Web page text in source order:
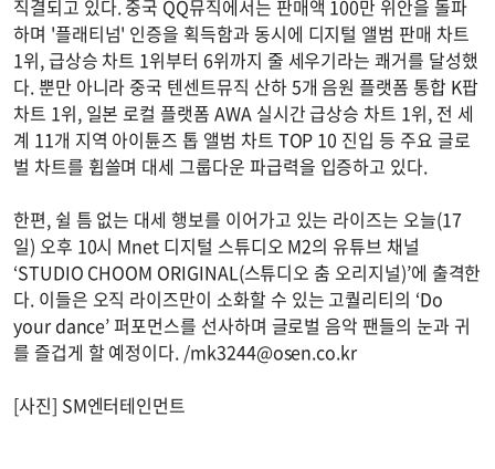
직결되고 있다. 중국 QQ뮤직에서는 판매액 100만 위안을 돌파
하며 '플래티넘' 인증을 획득함과 동시에 디지털 앨범 판매 차트
1위, 급상승 차트 1위부터 6위까지 줄 세우기라는 쾌거를 달성했
다. 뿐만 아니라 중국 텐센트뮤직 산하 5개 음원 플랫폼 통합 K팝
차트 1위, 일본 로컬 플랫폼 AWA 실시간 급상승 차트 1위, 전 세
계 11개 지역 아이튠즈 톱 앨범 차트 TOP 10 진입 등 주요 글로
벌 차트를 휩쓸며 대세 그룹다운 파급력을 입증하고 있다.
한편, 쉴 틈 없는 대세 행보를 이어가고 있는 라이즈는 오늘(17
일) 오후 10시 Mnet 디지털 스튜디오 M2의 유튜브 채널
‘STUDIO CHOOM ORIGINAL(스튜디오 춤 오리지널)’에 출격한
다. 이들은 오직 라이즈만이 소화할 수 있는 고퀄리티의 ‘Do
your dance’ 퍼포먼스를 선사하며 글로벌 음악 팬들의 눈과 귀
를 즐겁게 할 예정이다. /mk3244@osen.co.kr
[사진] SM엔터테인먼트